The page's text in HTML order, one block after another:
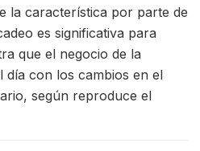
la característica por parte de
es significativa para
que el negocio de la
día con los cambios en el
según reproduce el